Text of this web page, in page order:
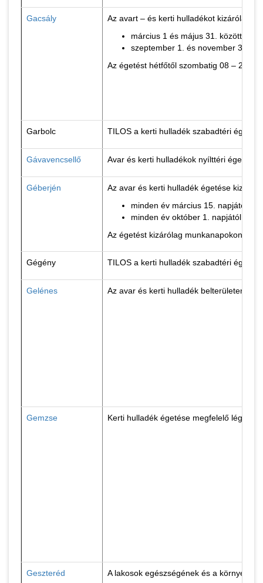
Gacsály
Az avart – és kerti hulladékot kizárólag
március 1 és május 31. között
szeptember 1. és november 30.
Az égetést hétfőtől szombatig 08 – 20
Garbolc TILOS a kerti hulladék szabadtéri
Gávavencsellő Avar és kerti hulladékok nyílttéri égetése
Géberjén
Az avar és kerti hulladék égetése
minden év március 15. napjától
minden év október 1. napjától
Az égetést kizárólag munkanapokon 10-
Gégény TILOS a kerti hulladék szabadtéri
Gelénes Az avar és kerti hulladék belterületen
Gemzse Kerti hulladék égetése megfelelő légköri
Geszteréd A lakosok egészségének és a környezet